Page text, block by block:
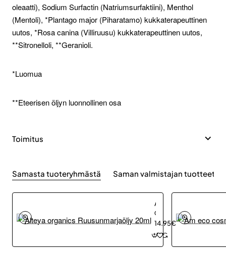
oleaatti), Sodium Surfactin (Natriumsurfaktiini), Menthol
(Mentoli), *Plantago major (Piharatamo) kukkaterapeuttinen
uutos, *Rosa canina (Villiruusu) kukkaterapeuttinen uutos,
**Sitronelloli, **Geranioli.
*Luomua
**Eteerisen öljyn luonnollinen osa
Toimitus
Samasta tuoteryhmästä Saman valmistajan tuotteet
Alteya
organics
Ruusunmarjaöljy
20ml
14.95€